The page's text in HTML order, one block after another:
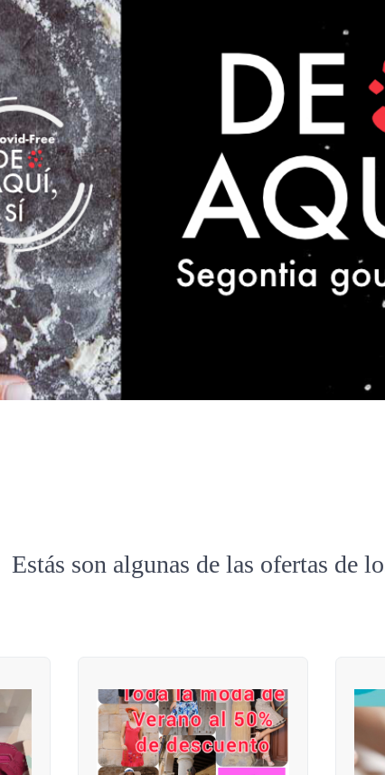
Estás son algunas de las ofertas de